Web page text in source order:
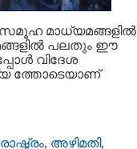
മാധ്യമങ്ങളിൽ
പലതും ഈ
വിദേശ
ത്തോടെയാണ്
, അഴിമതി,